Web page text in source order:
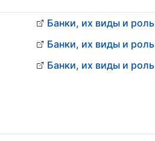
Банки, их виды и роль
Банки, их виды и роль
Банки, их виды и роль